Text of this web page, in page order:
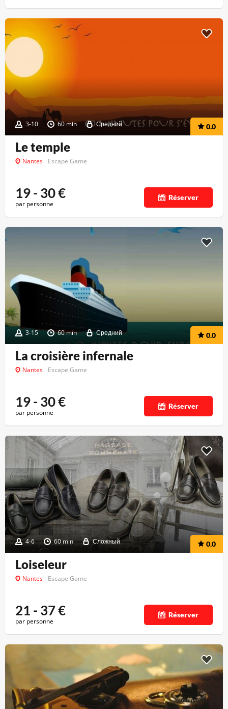
3-10 60 min Средний 0.0
Le temple
Nantes Escape Game
19 - 30€
par personne
Réserver
3-15 60 min Средний 0.0
La croisière infernale
Nantes Escape Game
19 - 30€
par personne
Réserver
4-6 60 min Сложный 0.0
Loiseleur
Nantes Escape Game
21 - 37€
par personne
Réserver